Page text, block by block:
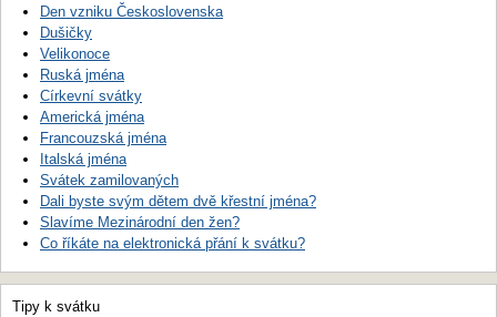
Den vzniku Československa
Dušičky
Velikonoce
Ruská jména
Církevní svátky
Americká jména
Francouzská jména
Italská jména
Svátek zamilovaných
Dali byste svým dětem dvě křestní jména?
Slavíme Mezinárodní den žen?
Co říkáte na elektronická přání k svátku?
Tipy k svátku